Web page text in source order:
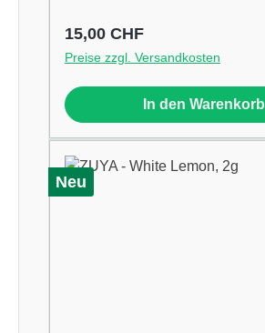
Regulärer Preis:
15,00 CHF
Preise zzgl. Versandkosten
In den Warenkorb
Neu